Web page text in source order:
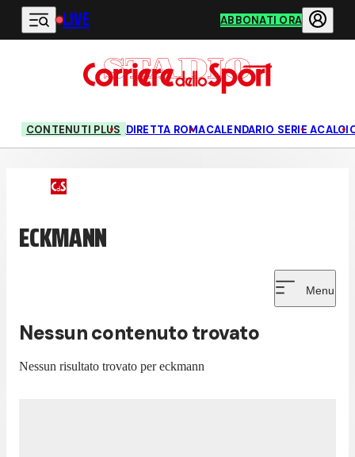
Vai al contenuto principale
LIVE ABBONATI ORA
CONTENUTI PLUS DIRETTA ROMACALENDARIO SERIE A
ECKMANN
Menu
Nessun contenuto trovato
Nessun risultato trovato pereckmann